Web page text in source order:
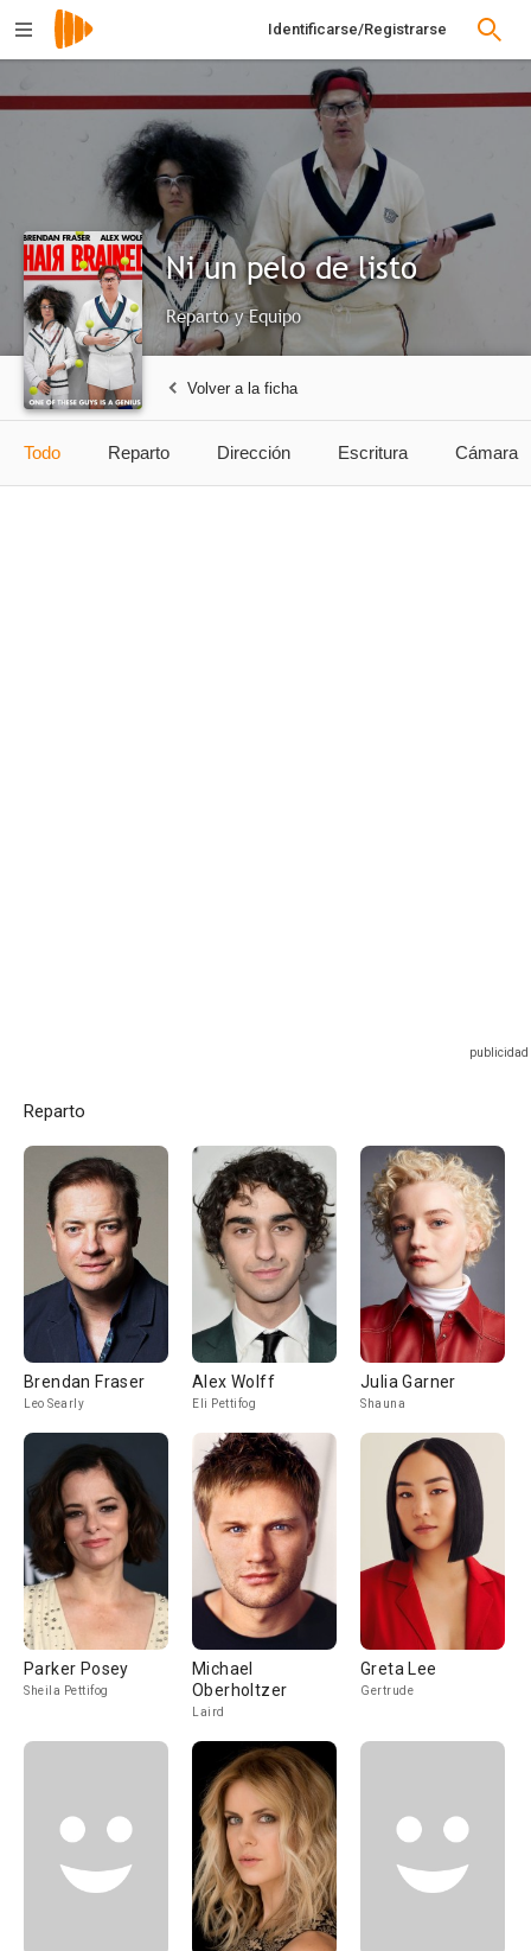
Identificarse/Registrarse
Ni un pelo de listo
Reparto y Equipo
Volver a la ficha
Todo Reparto Dirección Escritura Cámara
Reparto
Brendan Fraser
Leo Searly
Alex Wolff
Eli Pettifog
Julia Garner
Shauna
Parker Posey
Sheila Pettifog
Michael
Oberholtzer
Laird
Greta Lee
Gertrude